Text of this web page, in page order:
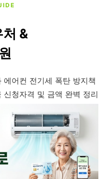
&
어컨 전기세 폭탄 방지책
청자격 및 금액 완벽 정리